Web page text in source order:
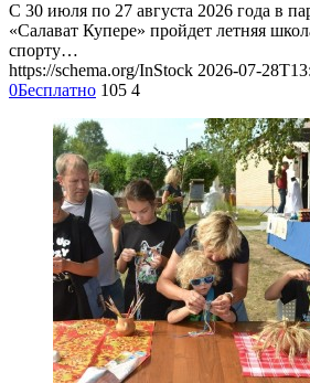
С 30 июля по 27 августа 2026 года в
«Салават Купере» пройдет летняя
спорту…
https://schema.org/InStock 2026-07-
0Бесплатно 105 4